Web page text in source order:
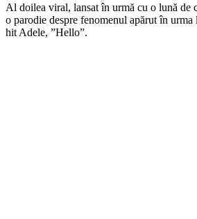
Al doilea viral, lansat în urmă cu o lună de
o parodie despre fenomenul apărut în
hit Adele, ”Hello”.